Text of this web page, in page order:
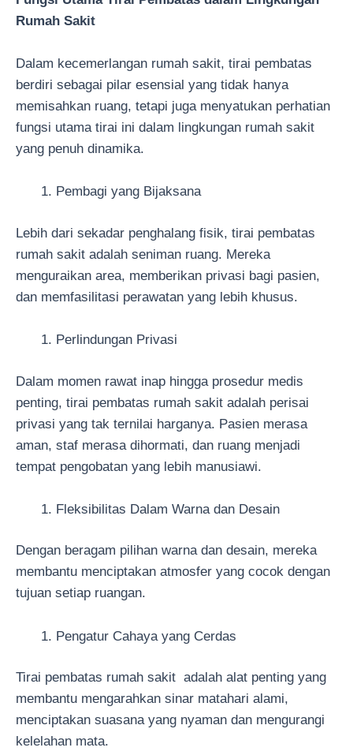
Rumah Sakit
Dalam kecemerlangan rumah sakit, tirai pembatas
berdiri sebagai pilar esensial yang tidak hanya
memisahkan ruang, tetapi juga menyatukan perhatian
fungsi utama tirai ini dalam lingkungan rumah sakit
yang penuh dinamika.
Pembagi yang Bijaksana
Lebih dari sekadar penghalang fisik, tirai pembatas
rumah sakit adalah seniman ruang. Mereka
menguraikan area, memberikan privasi bagi pasien,
dan memfasilitasi perawatan yang lebih khusus.
Perlindungan Privasi
Dalam momen rawat inap hingga prosedur medis
penting, tirai pembatas rumah sakit adalah perisai
privasi yang tak ternilai harganya. Pasien merasa
aman, staf merasa dihormati, dan ruang menjadi
tempat pengobatan yang lebih manusiawi.
Fleksibilitas Dalam Warna dan Desain
Dengan beragam pilihan warna dan desain, mereka
membantu menciptakan atmosfer yang cocok dengan
tujuan setiap ruangan.
Pengatur Cahaya yang Cerdas
Tirai pembatas rumah sakit adalah alat penting yang
membantu mengarahkan sinar matahari alami,
menciptakan suasana yang nyaman dan mengurangi
kelelahan mata.